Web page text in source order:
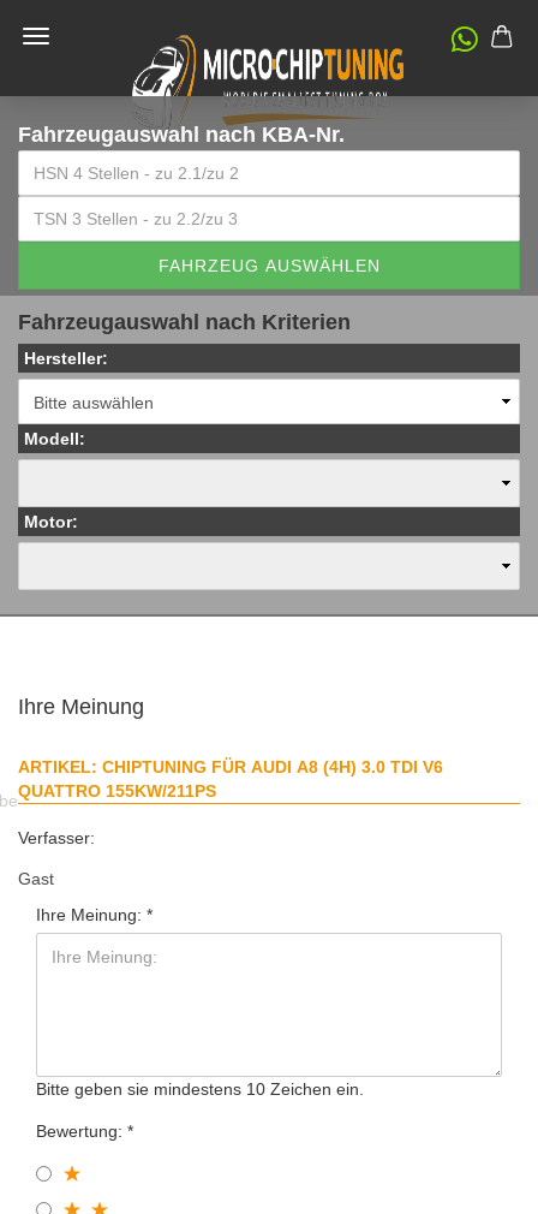
Fahrzeugauswahl nach KBA-Nr.
FAHRZEUG AUSWÄHLEN
Fahrzeugauswahl nach Kriterien
Hersteller:
Modell:
Motor:
Ihre Meinung
ARTIKEL: CHIPTUNING FÜR AUDI A8 (4H) 3.0 TDI V6
QUATTRO 155KW/211PS
Verfasser:
Gast
Ihre Meinung:
Bitte geben sie mindestens 10 Zeichen ein.
Bewertung: